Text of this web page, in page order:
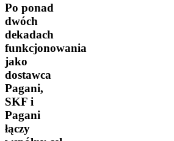
Po ponad
dwóch
dekadach
funkcjonowania
jako
dostawca
Pagani,
SKF i
Pagani
łączy